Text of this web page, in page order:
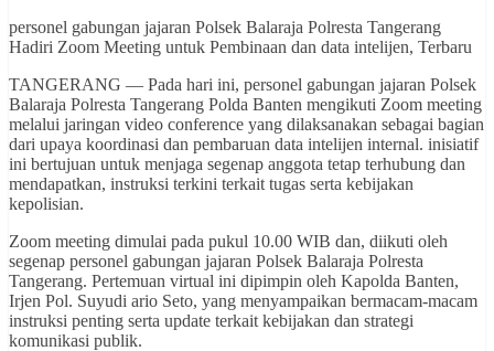
personel gabungan jajaran Polsek Balaraja Polresta Tangerang
Hadiri Zoom Meeting untuk Pembinaan dan data intelijen, Terbaru
TANGERANG — Pada hari ini, personel gabungan jajaran Polsek
Balaraja Polresta Tangerang Polda Banten mengikuti Zoom meeting
melalui jaringan video conference yang dilaksanakan sebagai bagian
dari upaya koordinasi dan pembaruan data intelijen internal. inisiatif
ini bertujuan untuk menjaga segenap anggota tetap terhubung dan
mendapatkan, instruksi terkini terkait tugas serta kebijakan
kepolisian.
Zoom meeting dimulai pada pukul 10.00 WIB dan, diikuti oleh
segenap personel gabungan jajaran Polsek Balaraja Polresta
Tangerang. Pertemuan virtual ini dipimpin oleh Kapolda Banten,
Irjen Pol. Suyudi ario Seto, yang menyampaikan bermacam-macam
instruksi penting serta update terkait kebijakan dan strategi
komunikasi publik.